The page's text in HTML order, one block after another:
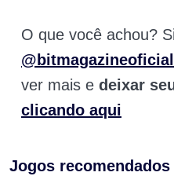
O que você achou?
@bitmagazineoficial
ver mais e deixar
clicando aqui
Jogos recomendados